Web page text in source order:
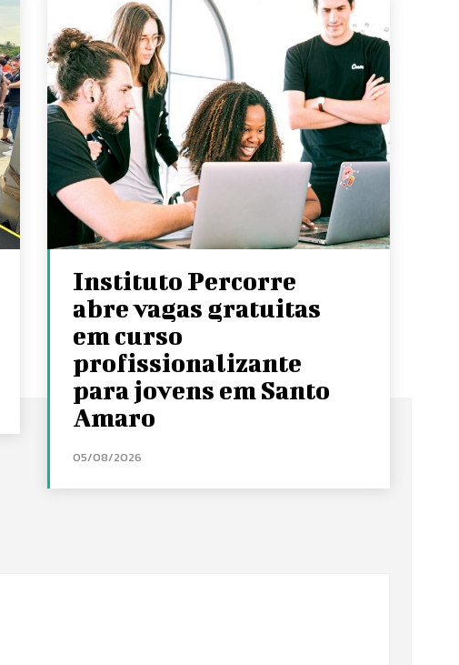
Instituto Percorre
abre vagas gratuitas
em curso
profissionalizante
para jovens em Santo
Amaro
05/08/2026